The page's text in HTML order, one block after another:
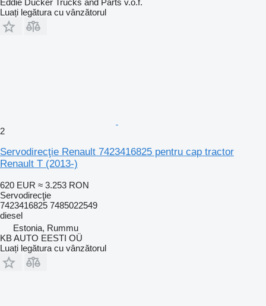
Eddie Ducker Trucks and Parts v.o.f.
Luați legătura cu vânzătorul
2
Servodirecţie Renault 7423416825 pentru cap tractor
Renault T (2013-)
620 EUR ≈ 3.253 RON
Servodirecţie
7423416825 7485022549
diesel
Estonia, Rummu
KB AUTO EESTI OÜ
Luați legătura cu vânzătorul